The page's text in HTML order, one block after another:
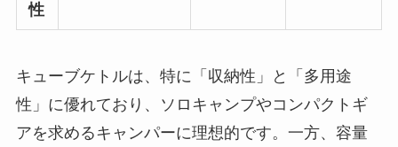
性
キューブケトルは、特に「収納性」と「多用途
性」に優れており、ソロキャンプやコンパクトギ
アを求めるキャンパーに理想的です。一方、容量